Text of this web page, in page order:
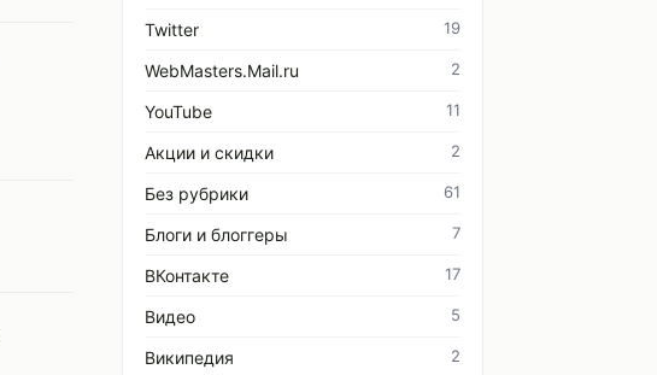
Twitter 19
WebMasters.Mail.ru 2
YouTube 11
Акции и скидки 2
Без рубрики 61
Блоги и блоггеры 7
ВКонтакте 17
Видео 5
Википедия 2